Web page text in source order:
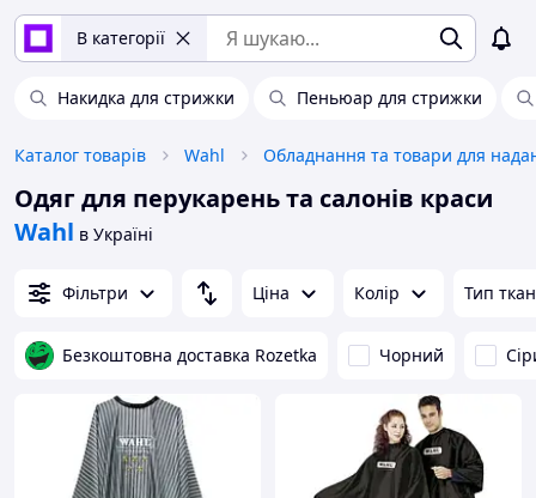
В категорії
Накидка для стрижки Пеньюар для стрижки
Каталог товарів Wahl
Одяг для перукарень та салонів краси
Wahl в Україні
Фільтри Ціна Колір Тип
Безкоштовна доставка Rozetka Чорний